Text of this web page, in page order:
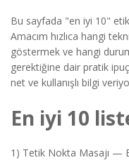
Bu sayfada "en iyi 10"
Amacım hızlıca hangi
göstermek ve hangi
gerektiğine dair pratik
net ve kullanışlı bilgi
En iyi 10
1) Tetik Nokta Masajı —